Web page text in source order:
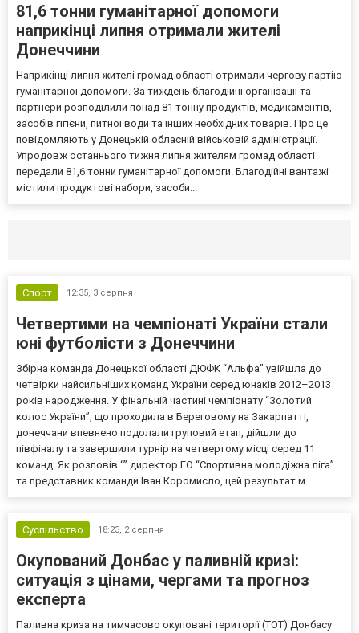
81,6 тонни гуманітарної допомоги
наприкінці липня отримали жителі
Донеччини
Наприкінці липня жителі громад області отримали чергову партію
гуманітарної допомоги. За тиждень благодійні організації та
партнери розподілили понад 81 тонну продуктів, медикаментів,
засобів гігієни, питної води та інших необхідних товарів. Про це
повідомляють у Донецькій обласній військовій адміністрації.
Упродовж останнього тижня липня жителям громад області
передали 81,6 тонни гуманітарної допомоги. Благодійні вантажі
містили продуктові набори, засоби...
Спорт 12:35, 3 серпня
Четвертими на чемпіонаті України стали
юні футболісти з Донеччини
Збірна команда Донецької області ДЮФК “Альфа” увійшла до
четвірки найсильніших команд України серед юнаків 2012–2013
років народження. У фінальній частині чемпіонату “Золотий
колос України”, що проходила в Береговому на Закарпатті,
донеччани впевнено подолали груповий етап, дійшли до
півфіналу та завершили турнір на четвертому місці серед 11
команд. Як розповів “” директор ГО “Спортивна молодіжна ліга”
та представник команди Іван Коромисло, цей результат м...
Суспільство 18:23, 2 серпня
Окупований Донбас у паливній кризі:
ситуація з цінами, чергами та прогноз
експерта
Паливна криза на тимчасово окуповані території (ТОТ) Донбасу